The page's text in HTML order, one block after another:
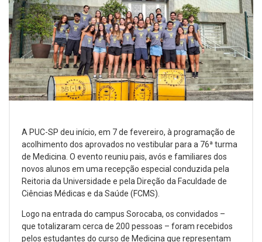
A PUC-SP deu início, em 7 de fevereiro, à programação de
acolhimento dos aprovados no vestibular para a 76ª turma
de Medicina. O evento reuniu pais, avós e familiares dos
novos alunos em uma recepção especial conduzida pela
Reitoria da Universidade e pela Direção da Faculdade de
Ciências Médicas e da Saúde (FCMS).
Logo na entrada do campus Sorocaba, os convidados –
que totalizaram cerca de 200 pessoas – foram recebidos
pelos estudantes do curso de Medicina que representam